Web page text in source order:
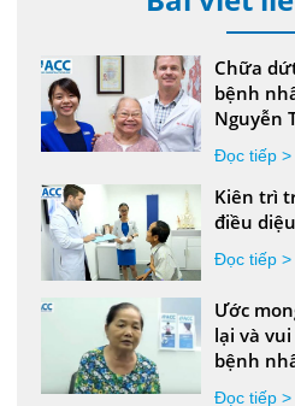
Chữa
bệnh
Nguyễn
Đọc tiếp >
Kiên trì
điều
Đọc tiếp >
Ước
lại và
bệnh
hiện thực
Đọc tiếp >